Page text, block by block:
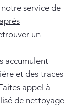
service de
un
accumulent
et des traces
appel à
de nettoyage